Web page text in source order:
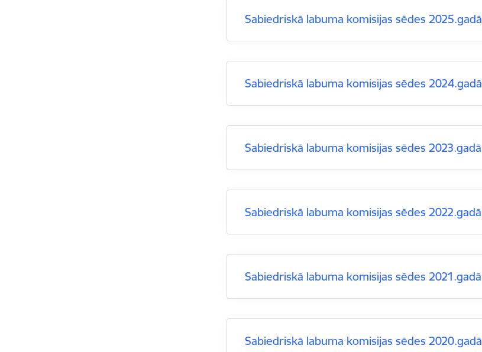
Sabiedriskā labuma komisijas sēdes 2025.gadā
Sabiedriskā labuma komisijas sēdes 2024.gadā
Sabiedriskā labuma komisijas sēdes 2023.gadā
Sabiedriskā labuma komisijas sēdes 2022.gadā
Sabiedriskā labuma komisijas sēdes 2021.gadā
Sabiedriskā labuma komisijas sēdes 2020.gadā